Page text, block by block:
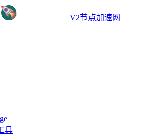
V2节点加速网
具